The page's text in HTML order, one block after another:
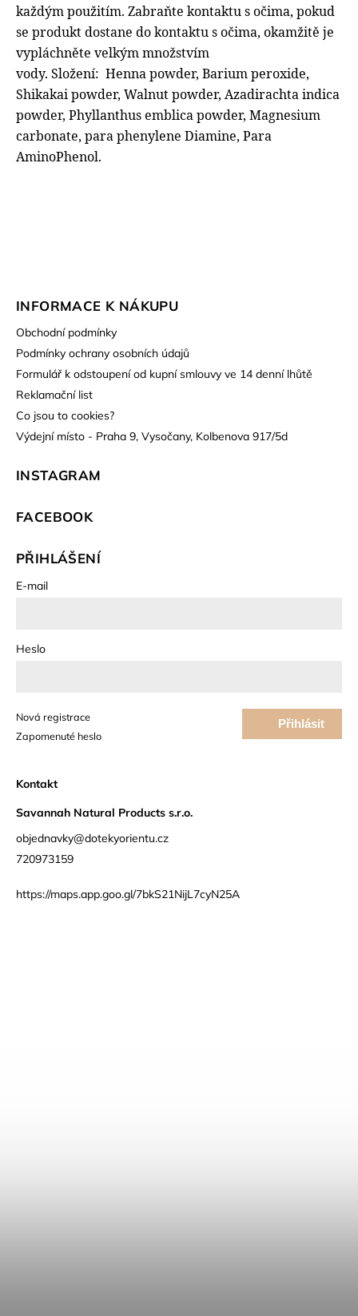
každým použitím. Zabraňte kontaktu s očima, pokud
se produkt dostane do kontaktu s očima, okamžitě je
vypláchněte velkým množstvím
vody. Složení: Henna powder, Barium peroxide,
Shikakai powder, Walnut powder, Azadirachta indica
powder, Phyllanthus emblica powder, Magnesium
carbonate, para phenylene Diamine, Para
AminoPhenol.
INFORMACE K NÁKUPU
Obchodní podmínky
Podmínky ochrany osobních údajů
Formulář k odstoupení od kupní smlouvy ve 14 denní lhůtě
Reklamační list
Co jsou to cookies?
Výdejní místo - Praha 9, Vysočany, Kolbenova 917/5d
INSTAGRAM
FACEBOOK
PŘIHLÁŠENÍ
E-mail
Heslo
Přihlásit
Nová registrace
Zapomenuté heslo
Kontakt
Savannah Natural Products s.r.o.
objednavky@dotekyorientu.cz
720973159
https://maps.app.goo.gl/7bkS21NijL7cyN25A